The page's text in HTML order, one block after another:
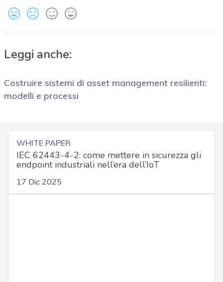
Leggi anche:
Costruire sistemi di asset management resilienti:
modelli e processi
WHITE PAPER
IEC 62443-4-2: come mettere in sicurezza gli
endpoint industriali nell’era dell’IoT
17 Dic 2025